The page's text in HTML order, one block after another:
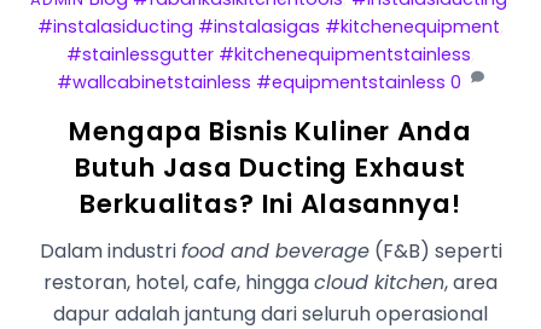
#instalasiducting #instalasigas #kitchenequipment
#stainlessgutter #kitchenequipmentstainless
#wallcabinetstainless #equipmentstainless 0
Mengapa Bisnis Kuliner Anda
Butuh Jasa Ducting Exhaust
Berkualitas? Ini Alasannya!
Dalam industrifood and beverage(F&B) seperti
restoran, hotel, cafe, hinggacloud kitchen, area
dapur adalah jantung dari seluruh operasional